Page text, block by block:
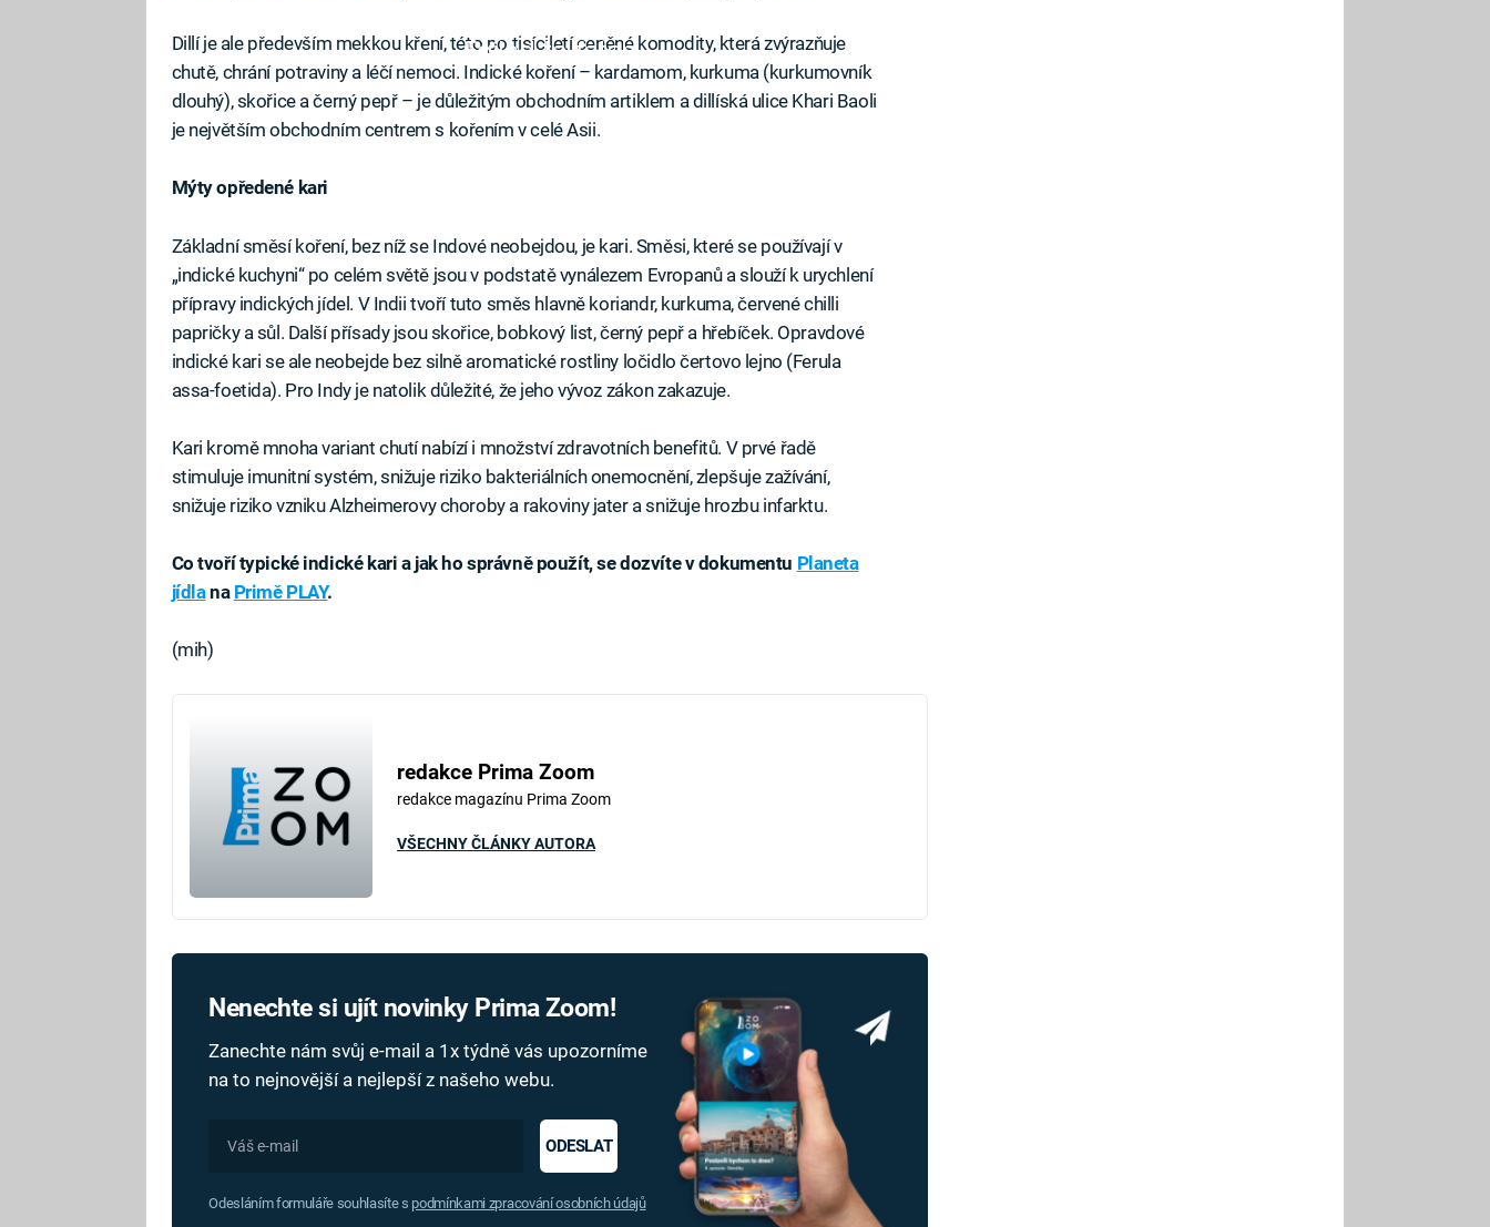
Failed to fetch
Dillí je ale především mekkou kření, této po tisíciletí ceněné komodity, která zvýrazňuje
chutě, chrání potraviny a léčí nemoci. Indické koření – kardamom, kurkuma (kurkumovník
dlouhý), skořice a černý pepř – je důležitým obchodním artiklem a dillíská ulice Khari Baoli
je největším obchodním centrem s kořením v celé Asii.
Mýty opředené kari
Základní směsí koření, bez níž se Indové neobejdou, je kari. Směsi, které se používají v
„indické kuchyni“ po celém světě jsou v podstatě vynálezem Evropanů a slouží k urychlení
přípravy indických jídel. V Indii tvoří tuto směs hlavně koriandr, kurkuma, červené chilli
papričky a sůl. Další přísady jsou skořice, bobkový list, černý pepř a hřebíček. Opravdové
indické kari se ale neobejde bez silně aromatické rostliny ločidlo čertovo lejno (Ferula
assa-foetida). Pro Indy je natolik důležité, že jeho vývoz zákon zakazuje.
Kari kromě mnoha variant chutí nabízí i množství zdravotních benefitů. V prvé řadě
stimuluje imunitní systém, snižuje riziko bakteriálních onemocnění, zlepšuje zažívání,
snižuje riziko vzniku Alzheimerovy choroby a rakoviny jater a snižuje hrozbu infarktu.
Co tvoří typické indické kari a jak ho správně použít, se dozvíte v dokumentu Planeta
jídlana Primě PLAY.
(mih)
redakce Prima Zoom
redakce magazínu Prima Zoom
VŠECHNY ČLÁNKY AUTORA
Nenechte si ujít novinky Prima Zoom!
Zanechte nám svůj e-mail a 1x týdně vás upozorníme
na to nejnovější a nejlepší z našeho webu.
ODESLAT
Odesláním formuláře souhlasíte s podmínkami zpracování osobních údajů